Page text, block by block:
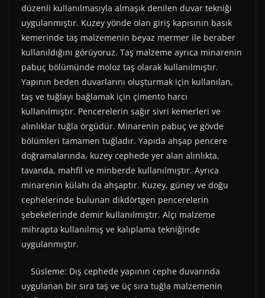
düzenli kullanılmasıyla almaşık denilen duvar tekniği
uygulanmıştır. Kuzey yönde olan giriş kapısının basık
kemerinde taş malzemenin beyaz mermer ile beraber
kullanıldığını görüyoruz. Taş malzeme ayrıca minarenin
pabuç bölümünde moloz taş olarak kullanılmıştır.
Yapının beden duvarlarını oluşturmak için kullanılan,
taş ve tuğlayı bağlamak için çimento harcı
kullanılmıştır. Pencerelerin sağır sivri kemerleri ve
alınlıklar tuğla örgüdür. Minarenin pabuç ve gövde
bölümleri tamamen tuğladır. Yapıda ahşap pencere
doğramalarında, kuzey cephede yer alan alınlıkta,
tavanda, mahfil ve minberde kullanılmıştır. Ayrıca
minarenin külahı da ahşaptır. Kuzey, güney ve doğu
cephelerinde bulunan dikdörtgen pencerelerin
şebekelerinde demir kullanılmıştır. Alçı malzeme
mihrapta kullanılmış ve kalıplama tekniğinde
uygulanmıştır.
Süsleme: Dış cephede yapının cephe duvarında
uygulanan bir sıra taş ve üç sıra tuğla malzemenin